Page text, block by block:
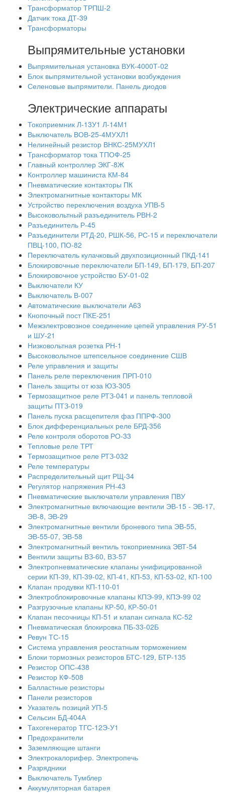
Трансформатор ТРПШ-2
Датчик тока ДТ-39
Трансформаторы
Выпрямительные установки
Выпрямительная установка ВУК-4000Т-02
Блок выпрямительной установки возбуждения
Селеновые выпрямители. Панель диодов
Электрические аппараты
Токоприемник Л-13У1 Л-14М1
Выключатель ВОВ-25-4МУХЛ1
Нелинейный резистор ВНКС-25МУХЛ1
Трансформатор тока ТПОФ-25
Главный контроллер ЭКГ-8Ж
Контроллер машиниста КМ-84
Пневматические контакторы ПК
Электромагнитные контакторы МК
Устройство переключения воздуха УПВ-5
Высоковольтный разъединитель РВН-2
Разъединитель Р-45
Разъединители РТД-20, РШК-56, РС-15 и переключатели
ПВЦ-100, ПО-82
Переключатель кулачковый двухпозиционный ПКД-141
Блокировочные переключатели БП-149, БП-179, БП-207
Блокировочное устройство БУ-01-02
Выключатели КУ
Выключатель В-007
Автоматические выключатели А63
Кнопочный пост ПКЕ-251
Межэлектровозное соединение цепей управления РУ-51
и ШУ-21
Низковольтная розетка РН-1
Высоковольтное штепсельное соединение СШВ
Реле управления и защиты
Панель реле переключения ПРП-010
Панель защиты от юза ЮЗ-305
Термозащитное реле РТЗ-041 и панель тепловой
защиты ПТЗ-019
Панель пуска расщепителя фаз ППРФ-300
Блок дифференциальных реле БРД-356
Реле контроля оборотов РО-33
Тепловые реле ТРТ
Термозащитное реле РТЗ-032
Реле температуры
Распределительный щит РЩ-34
Регулятор напряжения РН-43
Пневматические выключатели управления ПВУ
Электромагнитные включающие вентили ЭВ-15 - ЭВ-17,
ЭВ-8, ЭВ-29
Электромагнитные вентили броневого типа ЭВ-55,
ЭВ-55-07, ЭВ-58
Электромагнитный вентиль токоприемника ЭВТ-54
Вентили защиты ВЗ-60, ВЗ-57
Электропневматические клапаны унифицированной
серии КП-39, КП-39-02, КП-41, КП-53, КП-53-02, КП-100
Клапан продувки КП-110-01
Электроблокировочные клапаны КПЭ-99, КПЭ-99 02
Разгрузочные клапаны КР-50, КР-50-01
Клапан песочницы КП-51 и клапан сигнала КС-52
Пневматическая блокировка ПБ-33-02Б
Ревун ТС-15
Система управления реостатным торможением
Блоки тормозных резисторов БТС-129, БТР-135
Резистор ОПС-438
Резистор КФ-508
Балластные резисторы
Панели резисторов
Указатель позиций УП-5
Сельсин БД-404А
Тахогенератор ТГС-12Э-У1
Предохранители
Заземляющие штанги
Электрокалорифер. Электропечь
Разрядники
Выключатель Тумблер
Аккумуляторная батарея